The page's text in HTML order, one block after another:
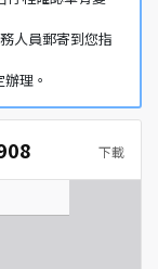
人員郵寄到您指
理。
下載